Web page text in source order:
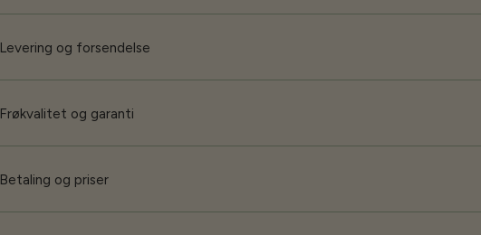
Levering og forsendelse
Frøkvalitet og garanti
Betaling og priser